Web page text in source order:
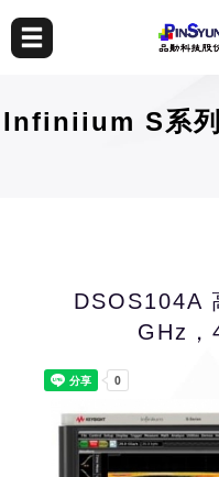
Infiniium S系列
DSOS104A
GHz，